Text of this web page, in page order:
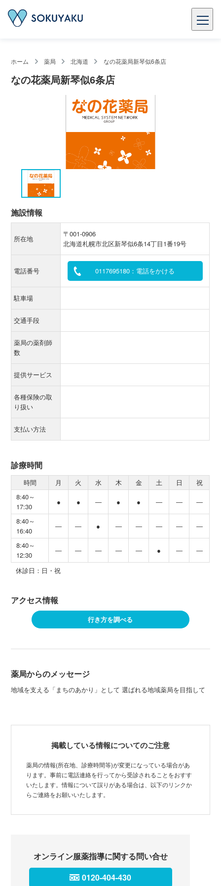
ホーム 薬局 北海道 なの花薬局新琴似6条店
なの花薬局新琴似6条店
施設情報
所在地
〒001-0906
北海道札幌市北区新琴似6条14丁目1番19号
電話番号 0117695180：電話をかける
駐車場
交通手段
薬局の薬剤師
数
提供サービス
各種保険の取
り扱い
支払い方法
診療時間
時間 月 火 水 木 金 土 日
祝
8:40～
17:30
● ● ― ● ● ― ― ―
8:40～
16:40
― ― ● ― ― ― ― ―
8:40～
12:30
― ― ― ― ― ● ― ―
休診日：日・祝
アクセス情報
行き方を調べる
薬局からのメッセージ
地域を支える「まちのあかり」として 選ばれる地域薬局を目指して
掲載している情報についてのご注意
薬局の情報(所在地、診療時間等)が変更になっている場合があ
ります。事前に電話連絡を行ってから受診されることをおすす
いたします。情報について誤りがある場合は、以下のリンクか
らご連絡をお願いいたします。
オンライン服薬指導に関する問い合せ
0120-404-430